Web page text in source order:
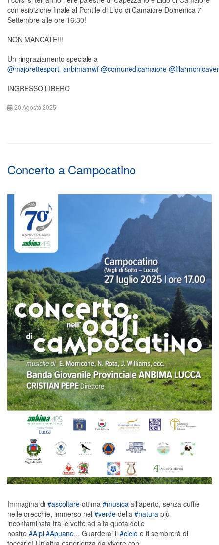
con esibizione finale al Pontile di Lido di Camaiore Domenica 7
Settembre alle ore 16:30!
NON MANCATE!!!
Un ringraziamento speciale a
@majorettesport_anbimamwf @comunedicamaiore
INGRESSO LIBERO
20 Agosto 2025
Concerto a Campocatino
Immagina di #ascoltare ottima #musica all'aperto, senza cuffie
nelle orecchie, immerso nel #verde della #natura più
incontaminata tra le vette ad alta quota delle
nostre #Alpi #Apuane... Guarderai il #cielo e ti sembrerà di
toccarlo! Un'altra esperienza da vivere con